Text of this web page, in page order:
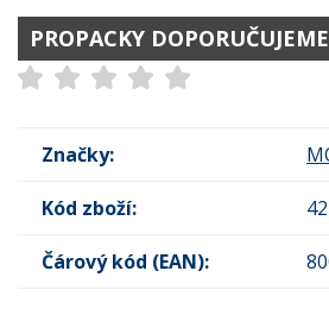
PROPACKY DOPORUČUJEME
Značky:
Kód zboží:
Čárový kód (EAN):